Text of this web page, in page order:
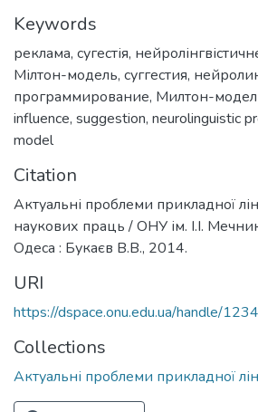
Keywords
реклама, сугестія,
Мілтон-модель, суггестия,
программирование, Милтон-
influence, suggestion, neurolinguistic
model
Citation
Актуальні проблеми прикладної
наукових праць / ОНУ ім. І.І.
Одеса : Букаєв В.В., 2014.
URI
https://dspace.onu.edu.ua/handle/
Collections
Актуальні проблеми прикладної